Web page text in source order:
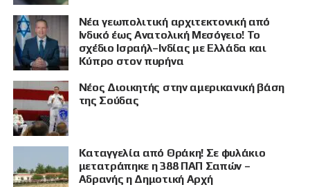
ΠΡΟΒΟΛΗ
Νέα γεωπολιτική αρχιτεκτονική από
Ινδικό έως Ανατολική Μεσόγειο! Το
σχέδιο Ισραήλ–Ινδίας με Ελλάδα και
Κύπρο στον πυρήνα
Νέος Διοικητής στην αμερικανική βάση
της Σούδας
Καταγγελία από Θράκη! Σε φυλάκιο
μετατράπηκε η 388 ΠΑΠ Σαπών –
Αδρανής η Δημοτική Αρχή